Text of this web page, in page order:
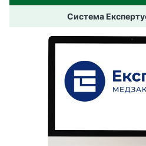
Система